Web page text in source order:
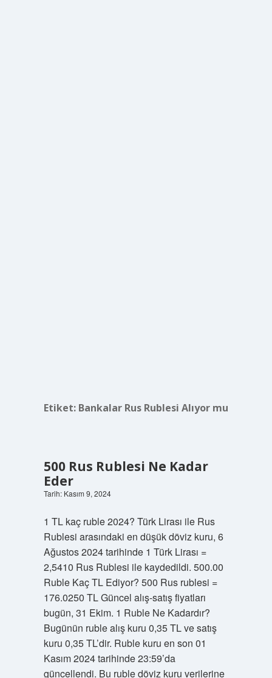
Etiket: Bankalar Rus Rublesi Alıyor mu
500 Rus Rublesi Ne Kadar
Eder
Tarih: Kasım 9, 2024
1 TL kaç ruble 2024? Türk Lirası ile Rus
Rublesi arasındaki en düşük döviz kuru, 6
Ağustos 2024 tarihinde 1 Türk Lirası =
2,5410 Rus Rublesi ile kaydedildi. 500.00
Ruble Kaç TL Ediyor? 500 Rus rublesi =
176.0250 TL Güncel alış-satış fiyatları
bugün, 31 Ekim. 1 Ruble Ne Kadardır?
Bugünün ruble alış kuru 0,35 TL ve satış
kuru 0,35 TL’dir. Ruble kuru en son 01
Kasım 2024 tarihinde 23:59’da
güncellendi. Bu ruble döviz kuru verilerine